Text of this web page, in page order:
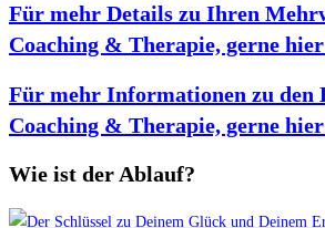
Für mehr Details zu Ihren
Coaching & Therapie, gerne hier
Für mehr Informationen zu den
Coaching & Therapie, gerne hier
Wie ist der Ablauf?